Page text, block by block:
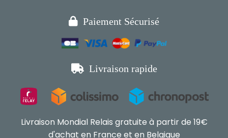
 Paiement Sécurisé
 Livraison rapide
Livraison Mondial Relais gratuite à partir de 19€
d'achat en France et en Belgique